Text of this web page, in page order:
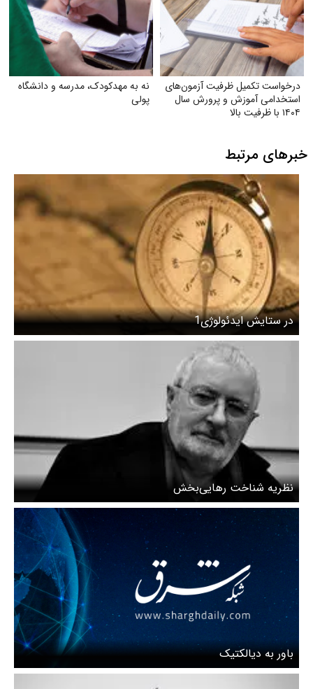
درخواست تکمیل ظرفیت آزمون‌های
استخدامی آموزش و پرورش سال
۱۴۰۴ با ظرفیت بالا
نه به مهدکودک، مدرسه و دانشگاه
پولی
خبرهای مرتبط
در ستایش ایدئولوژی1
نظریه شناخت رهایی‌بخش
باور به دیالکتیک